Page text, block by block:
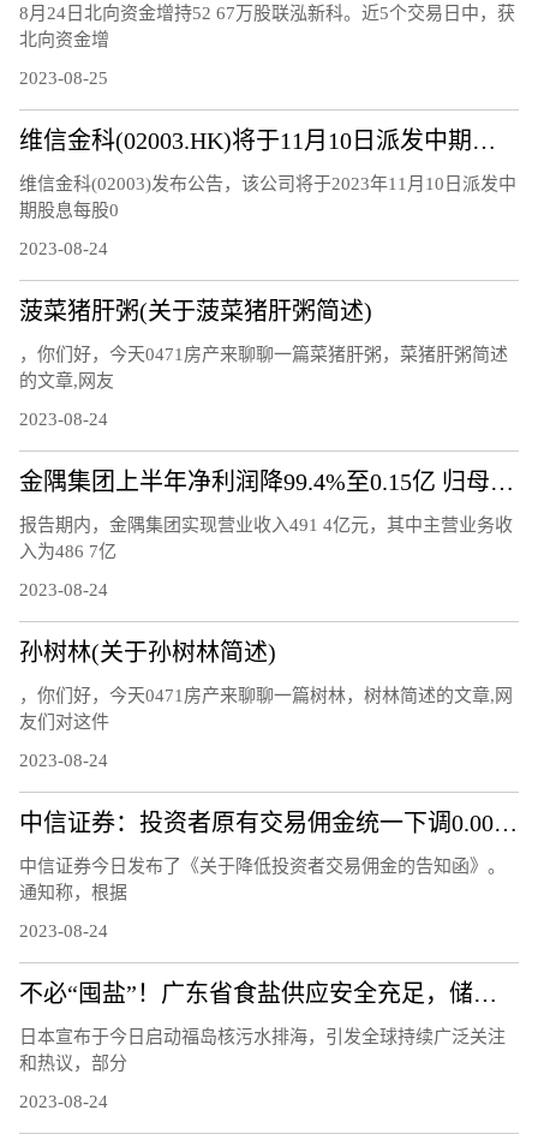
8月24日北向资金增持52 67万股联泓新科。近5个交易日中，获
北向资金增
2023-08-25
维信金科(02003.HK)将于11月10日派发中期股息每股0.15港元
维信金科(02003)发布公告，该公司将于2023年11月10日派发中
期股息每股0
2023-08-24
菠菜猪肝粥(关于菠菜猪肝粥简述)
，你们好，今天0471房产来聊聊一篇菜猪肝粥，菜猪肝粥简述
的文章,网友
2023-08-24
金隅集团上半年净利润降99.4%至0.15亿 归母净利润降77.7%
报告期内，金隅集团实现营业收入491 4亿元，其中主营业务收
入为486 7亿
2023-08-24
孙树林(关于孙树林简述)
，你们好，今天0471房产来聊聊一篇树林，树林简述的文章,网
友们对这件
2023-08-24
中信证券：投资者原有交易佣金统一下调0.00146%
中信证券今日发布了《关于降低投资者交易佣金的告知函》。
通知称，根据
2023-08-24
不必“囤盐”！广东省食盐供应安全充足，储备量达10.8万吨
日本宣布于今日启动福岛核污水排海，引发全球持续广泛关注
和热议，部分
2023-08-24